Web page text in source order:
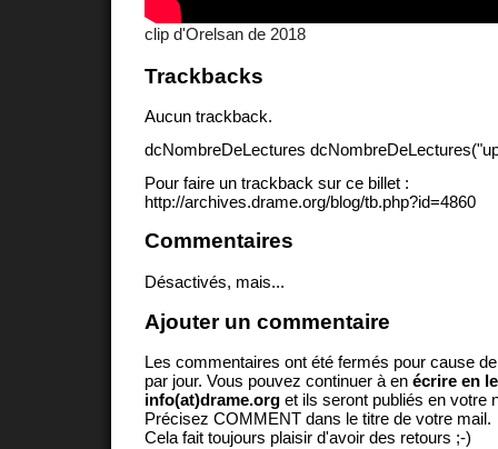
clip d'Orelsan de 2018
Trackbacks
Aucun trackback.
dcNombreDeLectures
Pour faire un trackback sur ce billet :
http://archives.drame.org/blog/tb.php?id=4860
Commentaires
Désactivés, mais...
Ajouter un commentaire
Les commentaires ont été fermés pour cause
par jour. Vous pouvez continuer à en écrire en
info(at)drame.org et ils seront publiés en votre
Précisez COMMENT dans le titre de votre mail.
Cela fait toujours plaisir d'avoir des retours ;-)